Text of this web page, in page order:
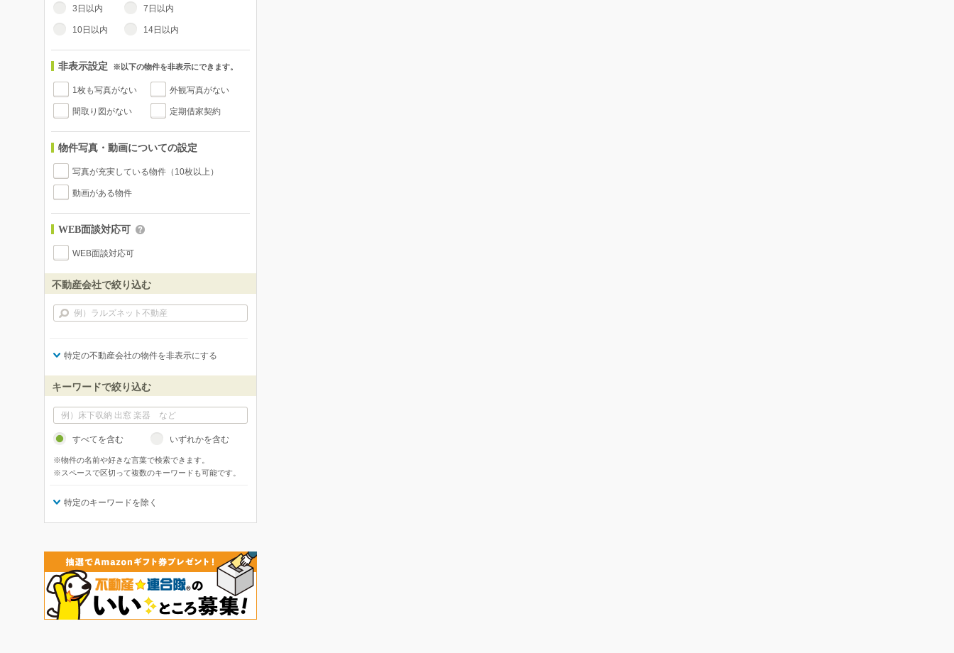
3日以内 7日以内
10日以内 14日以内
非表示設定 ※以下の物件を非表示にできます。
1枚も写真がない 外観写真がない
間取り図がない 定期借家契約
物件写真・動画についての設定
写真が充実している物件（10枚以上）
動画がある物件
WEB面談対応可
WEB面談対応可
不動産会社で絞り込む
特定の不動産会社の物件を非表示にする
キーワードで絞り込む
すべてを含む いずれかを含む
※物件の名前や好きな言葉で検索できます。
※スペースで区切って複数のキーワードも可能です。
特定のキーワードを除く